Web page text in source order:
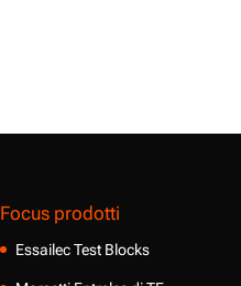
Focus prodotti
Essailec Test Blocks